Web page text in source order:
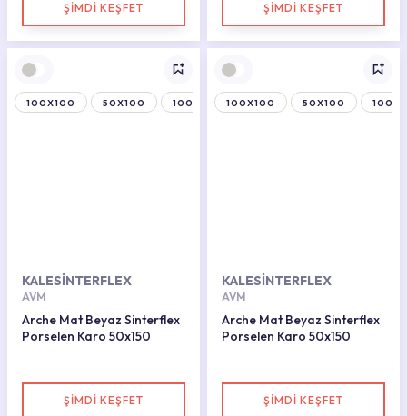
ŞİMDİ KEŞFET ŞİMDİ KEŞFET
100X100 50X100 100X150
KALESİNTERFLEX
AVM
Arche Mat Beyaz Sinterflex
Porselen Karo 50x150
ŞİMDİ KEŞFET
100X100 50X100
KALESİNTERFLEX
AVM
Arche Mat Beyaz Sinterflex
Porselen Karo 50x150
ŞİMDİ KEŞFET